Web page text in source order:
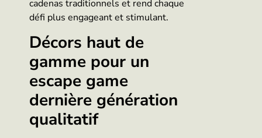
cadenas traditionnels et rend chaque
défi plus engageant et stimulant.
Décors haut de
gamme pour un
escape game
dernière génération
qualitatif